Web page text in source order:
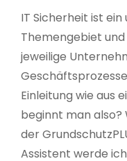
IT Sicherheit ist
Themengebiet und
jeweilige
Einleitung wie aus
beginnt man also?
der
Assistent werde